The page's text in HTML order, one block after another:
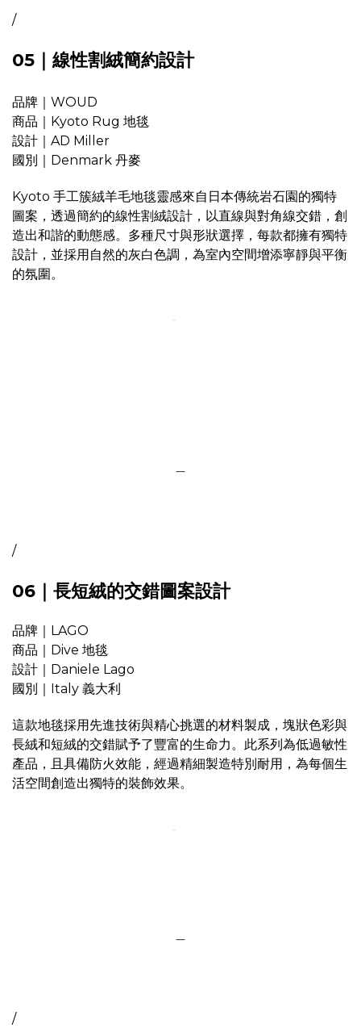
/
05｜線性割絨簡約設計
品牌｜WOUD
商品｜Kyoto Rug 地毯
設計｜AD Miller
國別｜Denmark 丹麥
Kyoto 手工簇絨羊毛地毯靈感來自日本傳統岩石園的獨特
圖案，透過簡約的線性割絨設計，以直線與對角線交錯，創
造出和諧的動態感。多種尺寸與形狀選擇，每款都擁有獨特
設計，並採用自然的灰白色調，為室內空間增添寧靜與平衡
的氛圍。
/
06｜長短絨的交錯圖案設計
品牌｜LAGO
商品｜Dive 地毯
設計｜Daniele Lago
國別｜Italy 義大利
這款地毯採用先進技術與精心挑選的材料製成，塊狀色彩與
長絨和短絨的交錯賦予了豐富的生命力。此系列為低過敏性
產品，且具備防火效能，經過精細製造特別耐用，為每個生
活空間創造出獨特的裝飾效果。
/